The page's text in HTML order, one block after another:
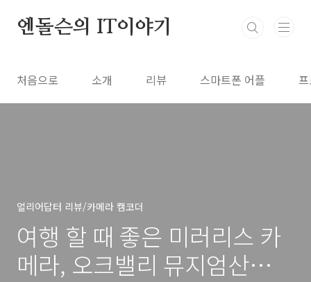
엔돌슨의 IT이야기
처음으로 소개 리뷰 스마트폰 어플
얼리어답터 리뷰/카메라 캠코더
여행 할 때 좋은 미러리스 카
메라, 오크밸리 뮤지엄산